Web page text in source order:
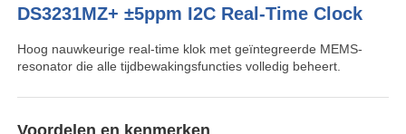
DS3231MZ+ ±5ppm I2C Real-Time Clock
Hoog nauwkeurige real-time klok met geïntegreerde MEMS-
resonator die alle tijdbewakingsfuncties volledig beheert.
Voordelen en kenmerken